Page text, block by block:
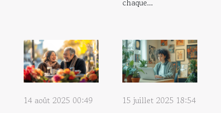
chaque...
14 août 2025 00:49
15 juillet 2025 18:54